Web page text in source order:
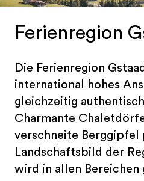
Ferienregion
Die Ferienregion
international hohes
gleichzeitig
Charmante
verschneite Berggipfel
Landschaftsbild der
wird in allen Bereichen